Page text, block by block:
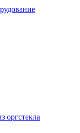
оргстекла